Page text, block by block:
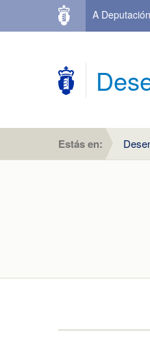
A Deputación
Estás en: